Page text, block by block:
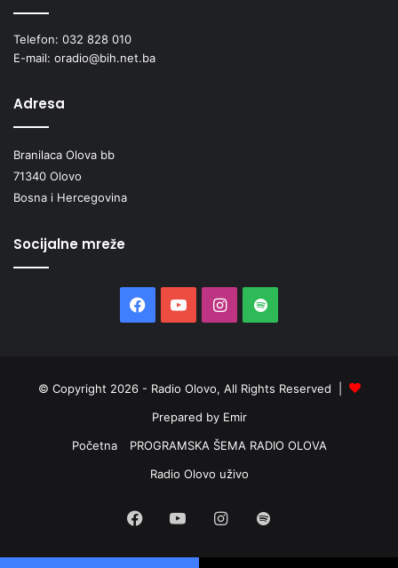
Telefon: 032 828 010
E-mail: oradio@bih.net.ba
Adresa
Branilaca Olova bb
71340 Olovo
Bosna i Hercegovina
Socijalne mreže
Facebook
YouTubeInstagram
Spotify
© Copyright 2026 - Radio Olovo, All Rights Reserved |
Prepared by Emir
Početna
PROGRAMSKA ŠEMA RADIO OLOVA
Radio Olovo uživo
Facebook
YouTubeInstagram
Spotify